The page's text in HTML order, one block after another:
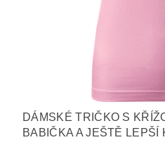
DÁMSKÉ TRIČKO S
BABIČKA A JEŠTĚ LEPŠÍ